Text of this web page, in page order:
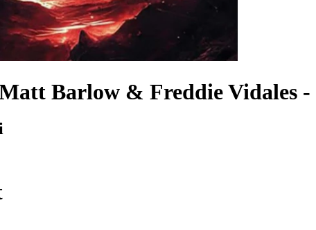
Barlow & Freddie Vidales -